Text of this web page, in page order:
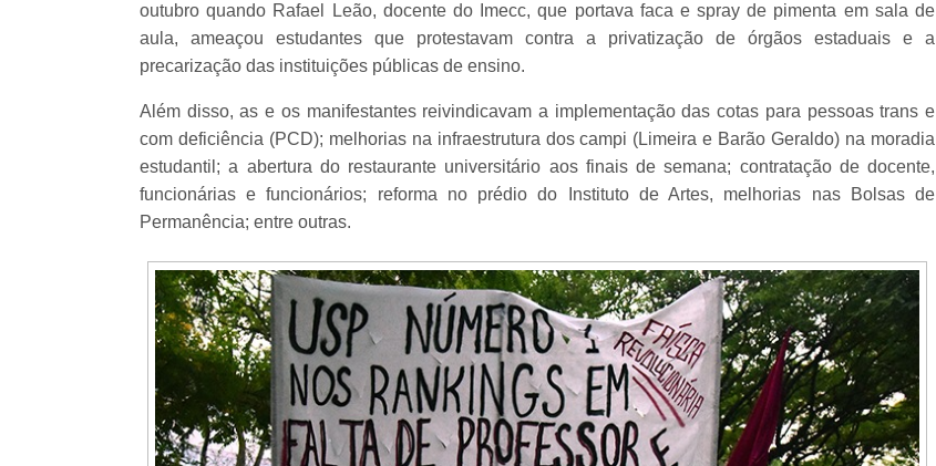
outubro quando Rafael Leão, docente do Imecc, que portava faca e spray de pimenta em sala de
aula, ameaçou estudantes que protestavam contra a privatização de órgãos estaduais e a
precarização das instituições públicas de ensino.
Além disso, as e os manifestantes reivindicavam a implementação das cotas para pessoas trans e
com deficiência (PCD); melhorias na infraestrutura dos campi (Limeira e Barão Geraldo) na moradia
estudantil; a abertura do restaurante universitário aos finais de semana; contratação de docente,
funcionárias e funcionários; reforma no prédio do Instituto de Artes, melhorias nas Bolsas de
Permanência; entre outras.